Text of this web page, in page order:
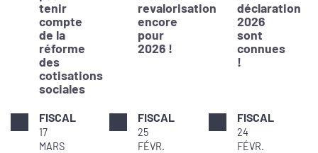
tenir
compte
de la
réforme
des
cotisations
sociales
revalorisation
encore
pour
2026 !
déclaration
2026
sont
connues
!
FISCAL
17
MARS
FISCAL
25
FÉVR.
FISCAL
24
FÉVR.